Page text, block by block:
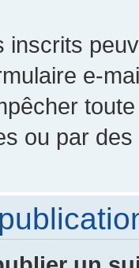
inscrits
e-
ou par